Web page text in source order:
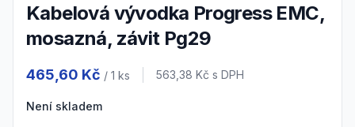
Kabelová vývodka Progress EMC,
mosazná, závit Pg29
465,60 Kč / 1 ks Cena s DPH
563,38 Kč s DPH
Není skladem